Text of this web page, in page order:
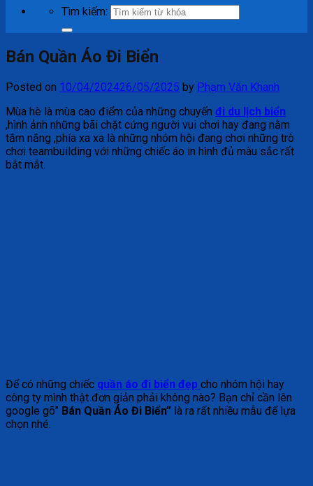
Tìm kiếm:
Bán Quần Áo Đi Biển
Posted on 10/04/202426/05/2025 by Phạm Văn Khanh
Mùa hè là mùa cao điểm của những chuyến đi du lịch biển
,hình ảnh những bãi chặt cứng người vui chơi hay đang nằm
tắm nắng ,phía xa xa là những nhóm hội đang chơi những trò
chơi teambuilding với những chiếc áo in hình đủ màu sắc rất
bắt mắt.
Để có những chiếc quần áo đi biển đẹp cho nhóm hội hay
công ty mình thật đơn giản phải không nào? Bạn chỉ cần lên
google gõ” Bán Quần Áo Đi Biển” là ra rất nhiều mẫu để lựa
chọn nhé.